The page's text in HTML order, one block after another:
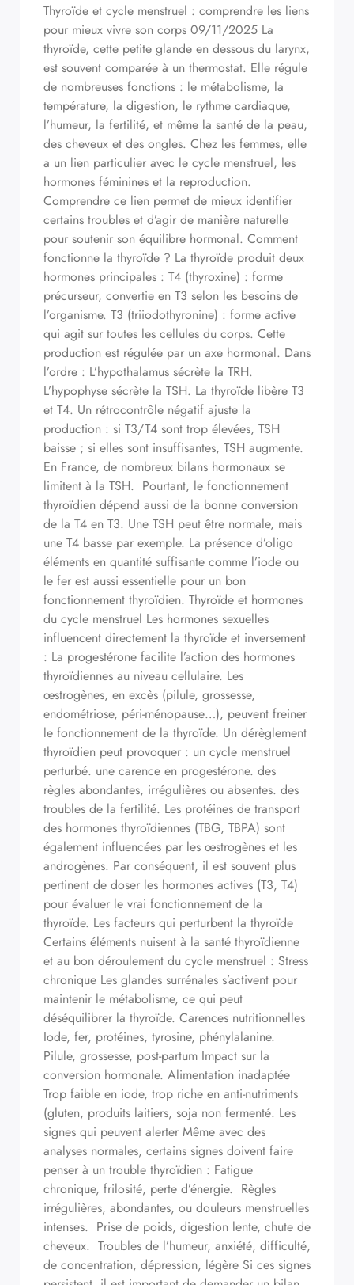
Thyroïde et cycle menstruel : comprendre les liens
pour mieux vivre son corps 09/11/2025 La
thyroïde, cette petite glande en dessous du larynx,
est souvent comparée à un thermostat. Elle régule
de nombreuses fonctions : le métabolisme, la
température, la digestion, le rythme cardiaque,
l’humeur, la fertilité, et même la santé de la peau,
des cheveux et des ongles. Chez les femmes, elle
a un lien particulier avec le cycle menstruel, les
hormones féminines et la reproduction.
Comprendre ce lien permet de mieux identifier
certains troubles et d’agir de manière naturelle
pour soutenir son équilibre hormonal. Comment
fonctionne la thyroïde ? La thyroïde produit deux
hormones principales : T4 (thyroxine) : forme
précurseur, convertie en T3 selon les besoins de
l’organisme. T3 (triiodothyronine) : forme active
qui agit sur toutes les cellules du corps. Cette
production est régulée par un axe hormonal. Dans
l’ordre : L’hypothalamus sécrète la TRH.
L’hypophyse sécrète la TSH. La thyroïde libère T3
et T4. Un rétrocontrôle négatif ajuste la
production : si T3/T4 sont trop élevées, TSH
baisse ; si elles sont insuffisantes, TSH augmente.
En France, de nombreux bilans hormonaux se
limitent à la TSH. Pourtant, le fonctionnement
thyroïdien dépend aussi de la bonne conversion
de la T4 en T3. Une TSH peut être normale, mais
une T4 basse par exemple. La présence d’oligo
éléments en quantité suffisante comme l’iode ou
le fer est aussi essentielle pour un bon
fonctionnement thyroïdien. Thyroïde et hormones
du cycle menstruel Les hormones sexuelles
influencent directement la thyroïde et inversement
: La progestérone facilite l’action des hormones
thyroïdiennes au niveau cellulaire. Les
œstrogènes, en excès (pilule, grossesse,
endométriose, péri-ménopause…), peuvent freiner
le fonctionnement de la thyroïde. Un dérèglement
thyroïdien peut provoquer : un cycle menstruel
perturbé. une carence en progestérone. des
règles abondantes, irrégulières ou absentes. des
troubles de la fertilité. Les protéines de transport
des hormones thyroïdiennes (TBG, TBPA) sont
également influencées par les œstrogènes et les
androgènes. Par conséquent, il est souvent plus
pertinent de doser les hormones actives (T3, T4)
pour évaluer le vrai fonctionnement de la
thyroïde. Les facteurs qui perturbent la thyroïde
Certains éléments nuisent à la santé thyroïdienne
et au bon déroulement du cycle menstruel : Stress
chronique Les glandes surrénales s’activent pour
maintenir le métabolisme, ce qui peut
déséquilibrer la thyroïde. Carences nutritionnelles
Iode, fer, protéines, tyrosine, phénylalanine.
Pilule, grossesse, post-partum Impact sur la
conversion hormonale. Alimentation inadaptée
Trop faible en iode, trop riche en anti-nutriments
(gluten, produits laitiers, soja non fermenté. Les
signes qui peuvent alerter Même avec des
analyses normales, certains signes doivent faire
penser à un trouble thyroïdien : Fatigue
chronique, frilosité, perte d’énergie. Règles
irrégulières, abondantes, ou douleurs menstruelles
intenses. Prise de poids, digestion lente, chute de
cheveux. Troubles de l’humeur, anxiété, difficulté,
de concentration, dépression, légère Si ces signes